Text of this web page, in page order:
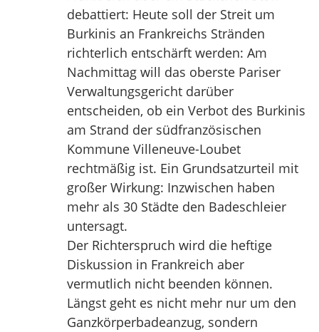
debattiert: Heute soll der Streit um
Burkinis an Frankreichs Stränden
richterlich entschärft werden: Am
Nachmittag will das oberste Pariser
Verwaltungsgericht darüber
entscheiden, ob ein Verbot des Burkinis
am Strand der südfranzösischen
Kommune Villeneuve-Loubet
rechtmäßig ist. Ein Grundsatzurteil mit
großer Wirkung: Inzwischen haben
mehr als 30 Städte den Badeschleier
untersagt.
Der Richterspruch wird die heftige
Diskussion in Frankreich aber
vermutlich nicht beenden können.
Längst geht es nicht mehr nur um den
Ganzkörperbadeanzug, sondern